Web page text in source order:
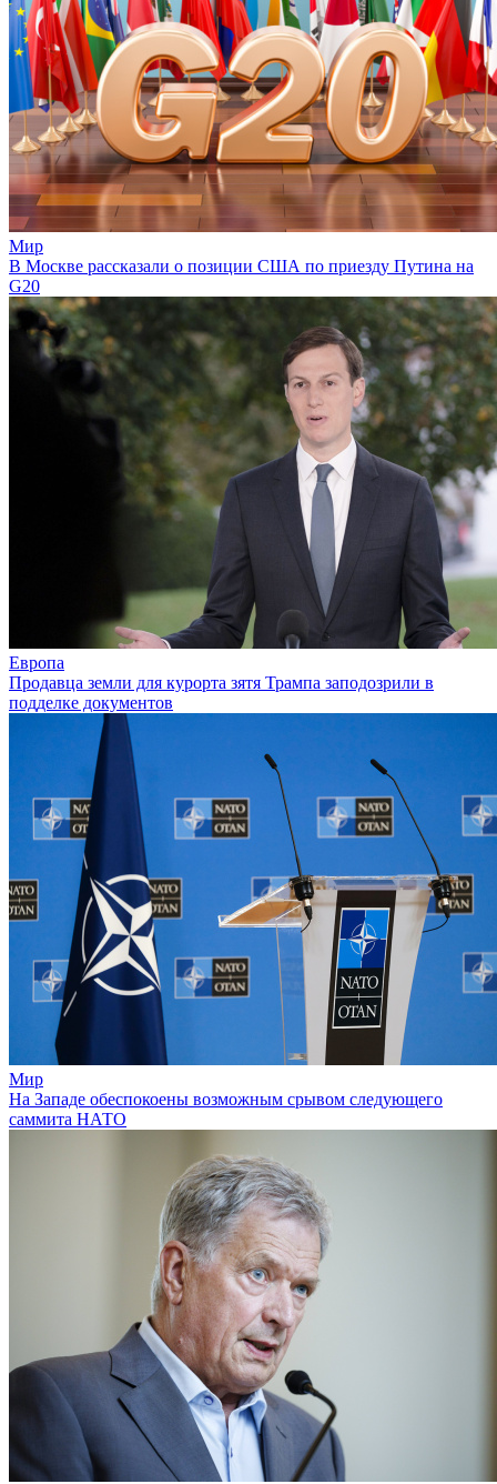
Мир
В Москве рассказали о позиции США по приезду Путина на
G20
Европа
Продавца земли для курорта зятя Трампа заподозрили в
подделке документов
Мир
На Западе обеспокоены возможным срывом следующего
саммита НАТО